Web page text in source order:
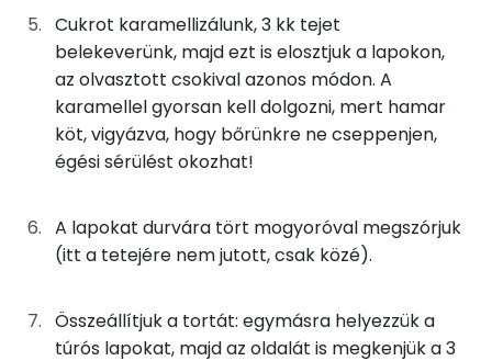
17g habtejszín
13g cukor
48 kcal
1g citromhéj 0 kcal
8gtejcsokoládé
45 kcal
3gcukor
10 kcal
Tiamin - B1 vitamin:
C vitamin:
E vitamin:
Összesen
Zsír
Cukrot karamellizálunk, 3 kk tejet
belekeverünk, majd ezt is elosztjuk a lapokon,
az olvasztott csokival azonos módon. A
karamellel gyorsan kell dolgozni, mert hamar
köt, vigyázva, hogy bőrünkre ne cseppenjen,
égési sérülést okozhat!
A lapokat durvára tört mogyoróval megszórjuk
(itt a tetejére nem jutott, csak közé).
Összeállítjuk a tortát: egymásra helyezzük a
túrós lapokat, majd az oldalát is megkenjük a 3